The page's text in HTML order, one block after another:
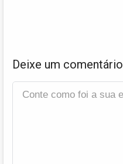
Deixe um comentário